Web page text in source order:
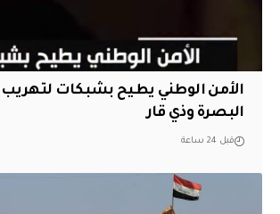
الأمن الوطني يطيح بشبكات
البصرة وذي قار
قبل 24 ساعة